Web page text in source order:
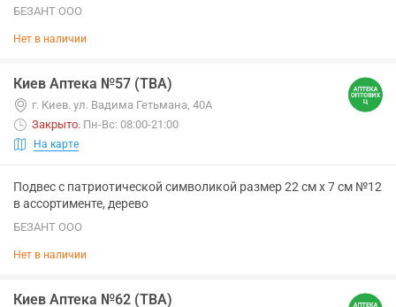
БЕЗАНТ ООО
Нет в наличии
Киев Аптека №57 (ТВА)
г. Киев. ул. Вадима Гетьмана, 40А
Закрыто. Пн-Вс: 08:00-21:00
На карте
Подвес с патриотической символикой размер 22 см х 7 см №12
в ассортименте, дерево
БЕЗАНТ ООО
Нет в наличии
Киев Аптека №62 (ТВА)